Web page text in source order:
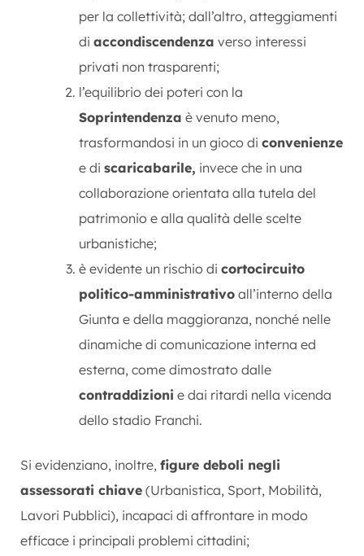
per la collettività; dall’altro, atteggiamenti
di accondiscendenza verso interessi
privati non trasparenti;
l’equilibrio dei poteri con la
Soprintendenza è venuto meno,
trasformandosi in un gioco di convenienze
e di scaricabarile, invece che in una
collaborazione orientata alla tutela del
patrimonio e alla qualità delle scelte
urbanistiche;
è evidente un rischio di cortocircuito
politico-amministrativo all’interno della
Giunta e della maggioranza, nonché nelle
dinamiche di comunicazione interna ed
esterna, come dimostrato dalle
contraddizioni e dai ritardi nella vicenda
dello stadio Franchi.
Si evidenziano, inoltre, figure deboli negli
assessorati chiave (Urbanistica, Sport, Mobilità,
Lavori Pubblici), incapaci di affrontare in modo
efficace i principali problemi cittadini;